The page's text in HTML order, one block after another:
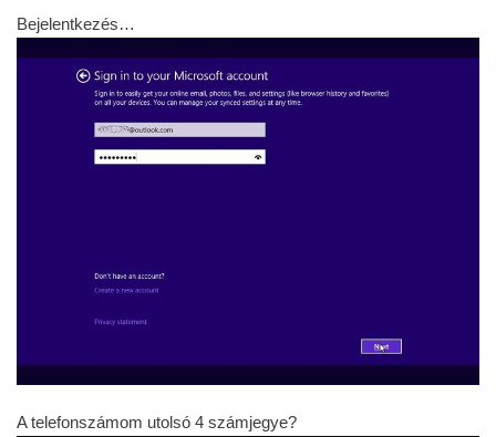
Bejelentkezés…
A telefonszámom utolsó 4 számjegye?